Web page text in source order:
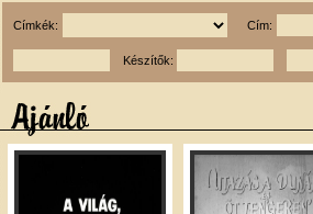
Címkék: Cím:
Készítők: